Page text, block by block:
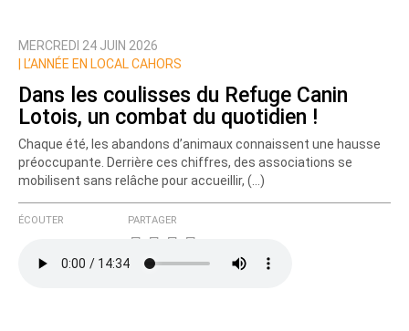
MERCREDI 24 JUIN 2026
L’ANNÉE EN LOCAL CAHORS
Dans les coulisses du Refuge Canin
Lotois, un combat du quotidien !
Chaque été, les abandons d’animaux connaissent une hausse
préoccupante. Derrière ces chiffres, des associations se
mobilisent sans relâche pour accueillir, (…)
ÉCOUTER PARTAGER